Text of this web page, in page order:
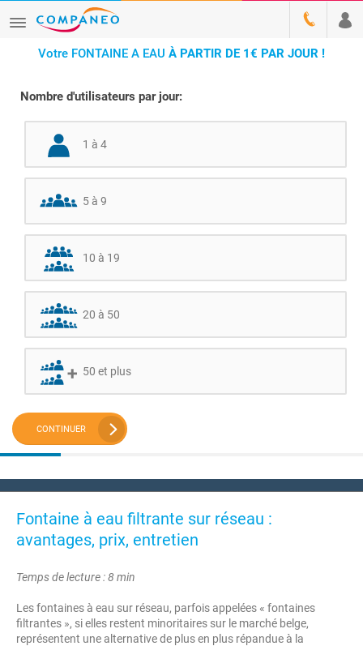
Votre FONTAINE A EAU À PARTIR DE 1€ PAR JOUR !
Nombre d'utilisateurs par jour:
1 à 4
5 à 9
10 à 19
20 à 50
50 et plus
CONTINUER
Fontaine à eau filtrante sur réseau :
avantages, prix, entretien
Temps de lecture : 8 min
Les fontaines à eau sur réseau, parfois appelées « fontaines
filtrantes », si elles restent minoritaires sur le marché belge,
représentent une alternative de plus en plus répandue à la